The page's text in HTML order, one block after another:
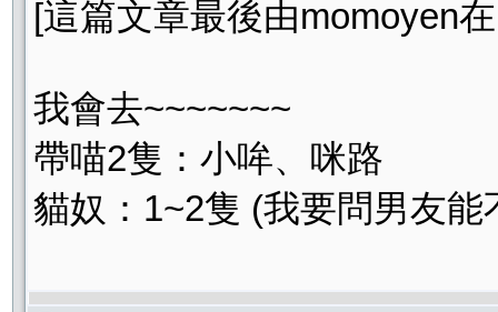
[這篇文章最後由momoyen
我會去~~~~~~~
帶喵2隻：小哞、咪路
貓奴：1~2隻 (我要問男友能